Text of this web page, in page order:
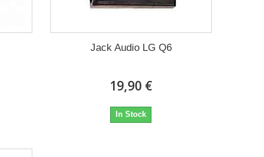
Jack Audio LG Q6
19,90 €
In Stock